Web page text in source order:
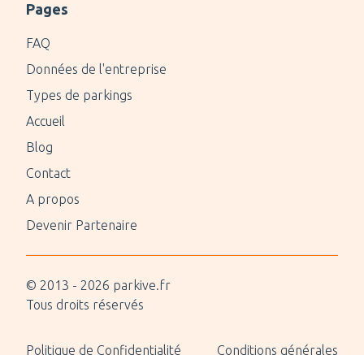
Pages
FAQ
Données de l'entreprise
Types de parkings
Accueil
Blog
Contact
A propos
Devenir Partenaire
© 2013 - 2026 parkive.fr
Tous droits réservés
Politique de Confidentialité Conditions générales